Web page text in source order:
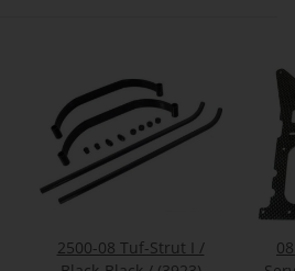
2500-08 Tuf-Strut I /